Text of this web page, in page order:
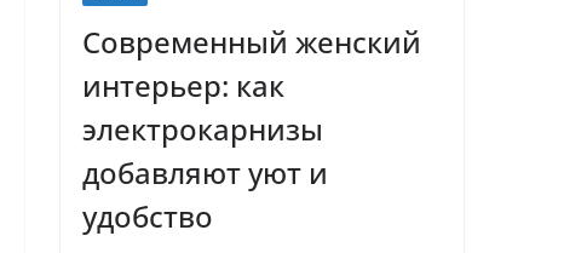
Современный женский
интерьер: как
электрокарнизы
добавляют уют и
удобство